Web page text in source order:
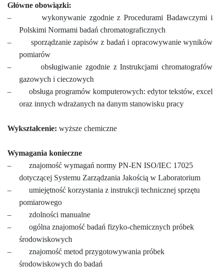
Główne obowiązki:
–
wykonywanie zgodnie z Procedurami Badawczymi i
Polskimi Normami badań chromatograficznych
–
sporządzanie zapisów z badań i opracowywanie wyników
pomiarów
–
obsługiwanie zgodnie z Instrukcjami chromatografów
gazowych i cieczowych
–
obsługa programów komputerowych: edytor tekstów, excel
oraz innych wdrażanych na danym stanowisku pracy
Wykształcenie: wyższe chemiczne
Wymagania konieczne
–
znajomość wymagań normy PN-EN ISO/IEC 17025
dotyczącej Systemu Zarządzania Jakością w Laboratorium
–
umiejętność korzystania z instrukcji technicznej sprzętu
pomiarowego
–
zdolności manualne
–
ogólna znajomość badań fizyko-chemicznych próbek
środowiskowych
–
znajomość metod przygotowywania próbek
środowiskowych do badań